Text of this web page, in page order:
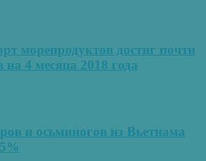
морепродуктов достиг почти
4 месяца 2018 года
и осьминогов из Вьетнама